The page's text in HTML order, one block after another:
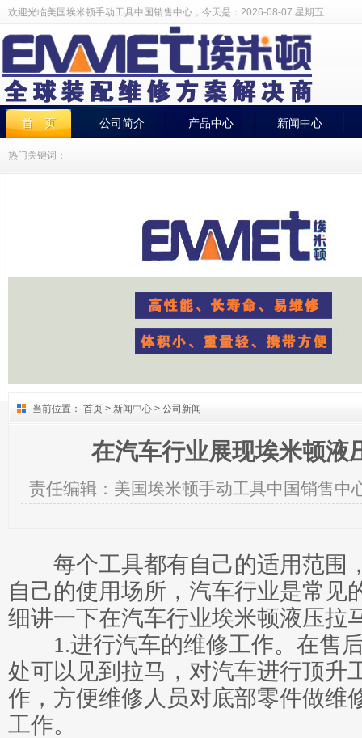
欢迎光临美国埃米顿手动工具中国销售中心，今天是： 2026-08-07 星期五
首 页 公司简介 产品中心 新闻中心
热门关键词：
当前位置： 首页 > 新闻中心 > 公司新闻
在汽车行业展现埃米顿液
责任编辑： 美国埃米顿手动工具中国销售中
每个工具都有自己的适用范围
自己的使用场所，汽车行业是常见
细讲一下在汽车行业埃米顿液压拉
1.进行汽车的维修工作。在售
处可以见到拉马，对汽车进行顶升
作，方便维修人员对底部零件做维
工作。